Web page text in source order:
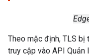
Theo mặc định, TLS
truy cập vào API Quản